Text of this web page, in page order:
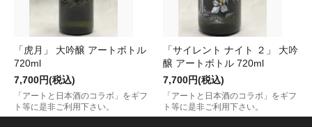
「虎月」 大吟醸 アートボトル
720ml
7,700円(税込)
「アートと日本酒のコラボ」をギフ
ト等に是非ご利用下さい。
「サイレント ナイト ２」 大吟
醸 アートボトル 720ml
7,700円(税込)
「アートと日本酒のコラボ」をギフ
ト等に是非ご利用下さい。